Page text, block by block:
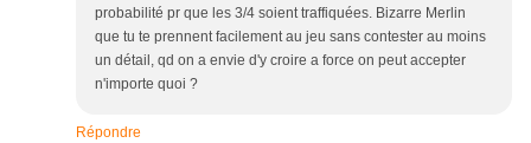
probabilité pr que les 3/4 soient traffiquées. Bizarre Merlin
que tu te prennent facilement au jeu sans contester au moins
un détail, qd on a envie d'y croire a force on peut accepter
n'importe quoi ?
Répondre